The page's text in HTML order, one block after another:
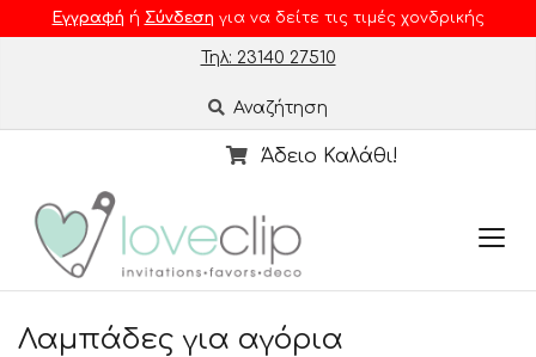
Εγγραφή ή Σύνδεση για να δείτε τις τιμές χονδρικής
Τηλ: 23140 27510
Αναζήτηση
Άδειο Καλάθι!
Λαμπάδες για αγόρια